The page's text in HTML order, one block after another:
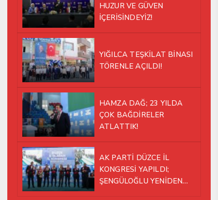
HUZUR VE GÜVEN
İÇERİSİNDEYİZ!
YIĞILCA TEŞKİLAT BİNASI
TÖRENLE AÇILDI!
HAMZA DAĞ; 23 YILDA
ÇOK BAĞDİRELER
ATLATTIK!
AK PARTİ DÜZCE İL
KONGRESİ YAPILDI;
ŞENGÜLOĞLU YENİDEN